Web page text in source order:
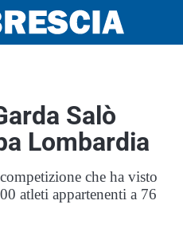
Salò
Lombardia
che ha visto
atleti appartenenti a 76